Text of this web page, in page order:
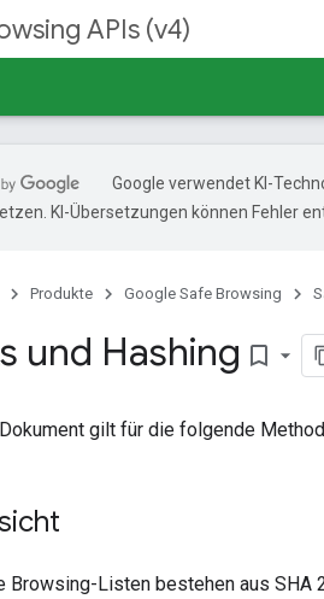
APIs (v4)
Google verwendet KI-
KI-Übersetzungen können Fehler
Produkte Google Safe Browsing
und Hashing bookmark_border
gilt für die folgende
Browsing-Listen bestehen aus SHA